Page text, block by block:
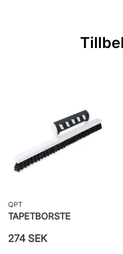
Rekommenderat
QPT
TAPETBORSTE
274 SEK